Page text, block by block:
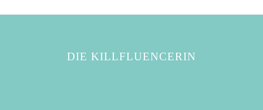
DIE KILLFLUENCERIN